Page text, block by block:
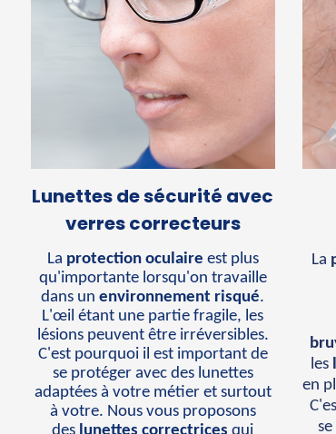
Lunettes de sécurité avec
verres correcteurs
La protection oculaire est plus
qu'importante lorsqu'on travaille
dans unenvironnement risqué.
L'œil étant une partie fragile, les
lésions peuvent être irréversibles.
C'est pourquoi il est important de
se protéger avec des lunettes
adaptées à votre métier et surtout
à votre. Nous vous proposons
des lunettes correctrices qui
La
les
en